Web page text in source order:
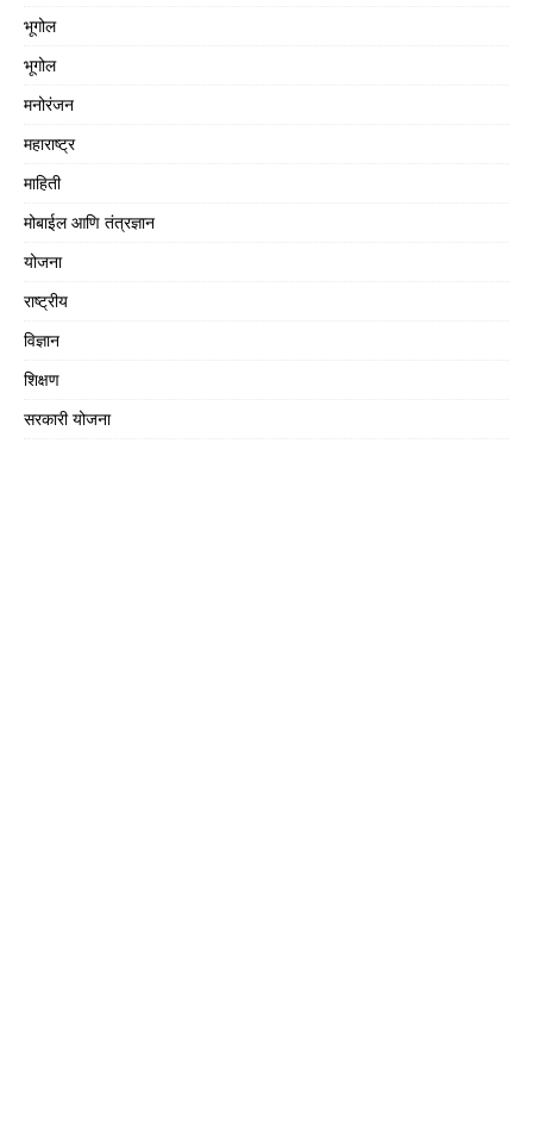
भूगोल
भूगोल
मनोरंजन
महाराष्ट्र
माहिती
मोबाईल आणि तंत्रज्ञान
योजना
राष्ट्रीय
विज्ञान
शिक्षण
सरकारी योजना